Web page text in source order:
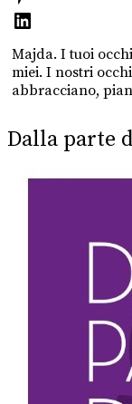
Majda. I tuoi
miei. I nostri
abbracciano,
Dalla parte